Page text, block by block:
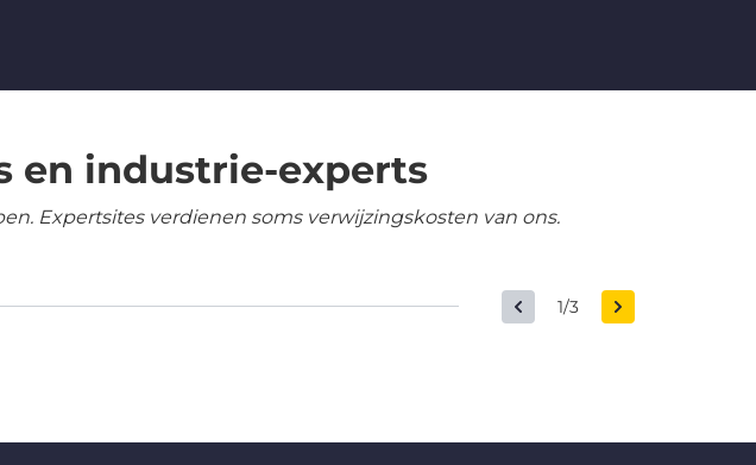
en industrie-experts
Expertsites verdienen soms verwijzingskosten van ons.
1/3